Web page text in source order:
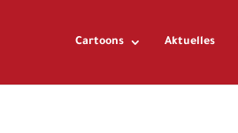
Cartoons Aktuelles